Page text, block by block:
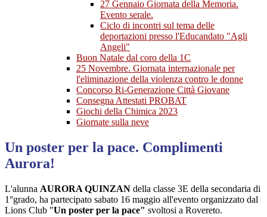
27 Gennaio Giornata della Memoria.
Evento serale.
Ciclo di incontri sul tema delle
deportazioni presso l'Educandato "Agli
Angeli"
Buon Natale dal coro della 1C
25 Novembre. Giornata internazionale per
l'eliminazione della violenza contro le donne
Concorso Ri-Generazione Città Giovane
Consegna Attestati PROBAT
Giochi della Chimica 2023
Giornate sulla neve
Un poster per la pace. Complimenti
Aurora!
L'alunna AURORA QUINZAN della classe 3E della secondaria di
1°grado, ha partecipato sabato 16 maggio all'evento organizzato dal
Lions Club "Un poster per la pace" svoltosi a Rovereto.